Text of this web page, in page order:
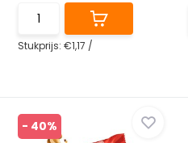
Stukprijs:€1,17 /
- 40%